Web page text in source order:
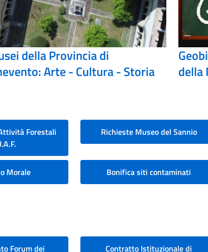
della Provincia di
Arte - Cultura - Storia
della
Forestali
Richieste Museo del Sannio
Morale Bonifica siti contaminati
Forum dei
Contratto Istituzionale di